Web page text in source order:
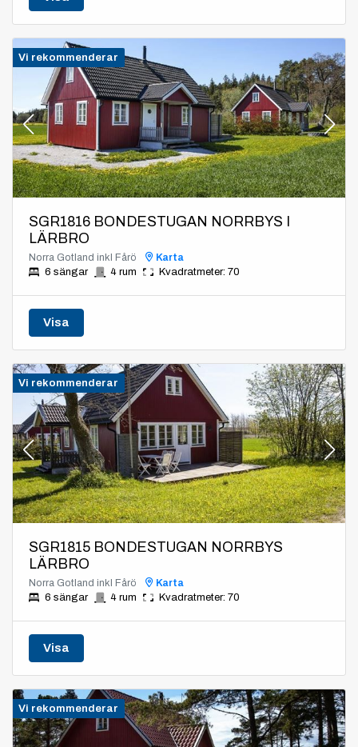
Vi rekommenderar
SGR1816 BONDESTUGAN NORRBYS I
LÄRBRO
Norra Gotland inkl Fårö
Karta
6 sängar
4 rum Kvadratmeter: 70
Visa
Vi rekommenderar
SGR1815 BONDESTUGAN NORRBYS
LÄRBRO
Norra Gotland inkl Fårö
Karta
6 sängar
4 rum Kvadratmeter: 70
Visa
Vi rekommenderar